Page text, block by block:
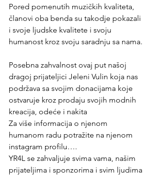
Pored pomenutih muzičkih kvaliteta,
članovi oba benda su takodje pokazali
i svoje ljudske kvalitete i svoju
humanost kroz svoju saradnju sa nama.
Posebna zahvalnost ovaj put našoj
dragoj prijateljici Jeleni Vulin koja nas
podržava sa svojim donacijama koje
ostvaruje kroz prodaju svojih modnih
kreacija, odeće i nakita
Za više informacija o njenom
humanom radu potražite na njenom
instagram profilu….
YR4L se zahvaljuje svima vama, našim
prijateljima i sponzorima i svim ljudima